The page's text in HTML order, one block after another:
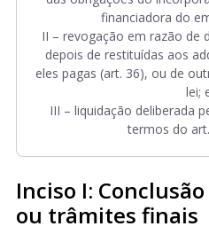
financiadora do
II – revogação em razão de
depois de restituídas aos
eles pagas (art. 36), ou de
lei;
III – liquidação deliberada
termos do art.
Inciso I:
ou trâmites finais